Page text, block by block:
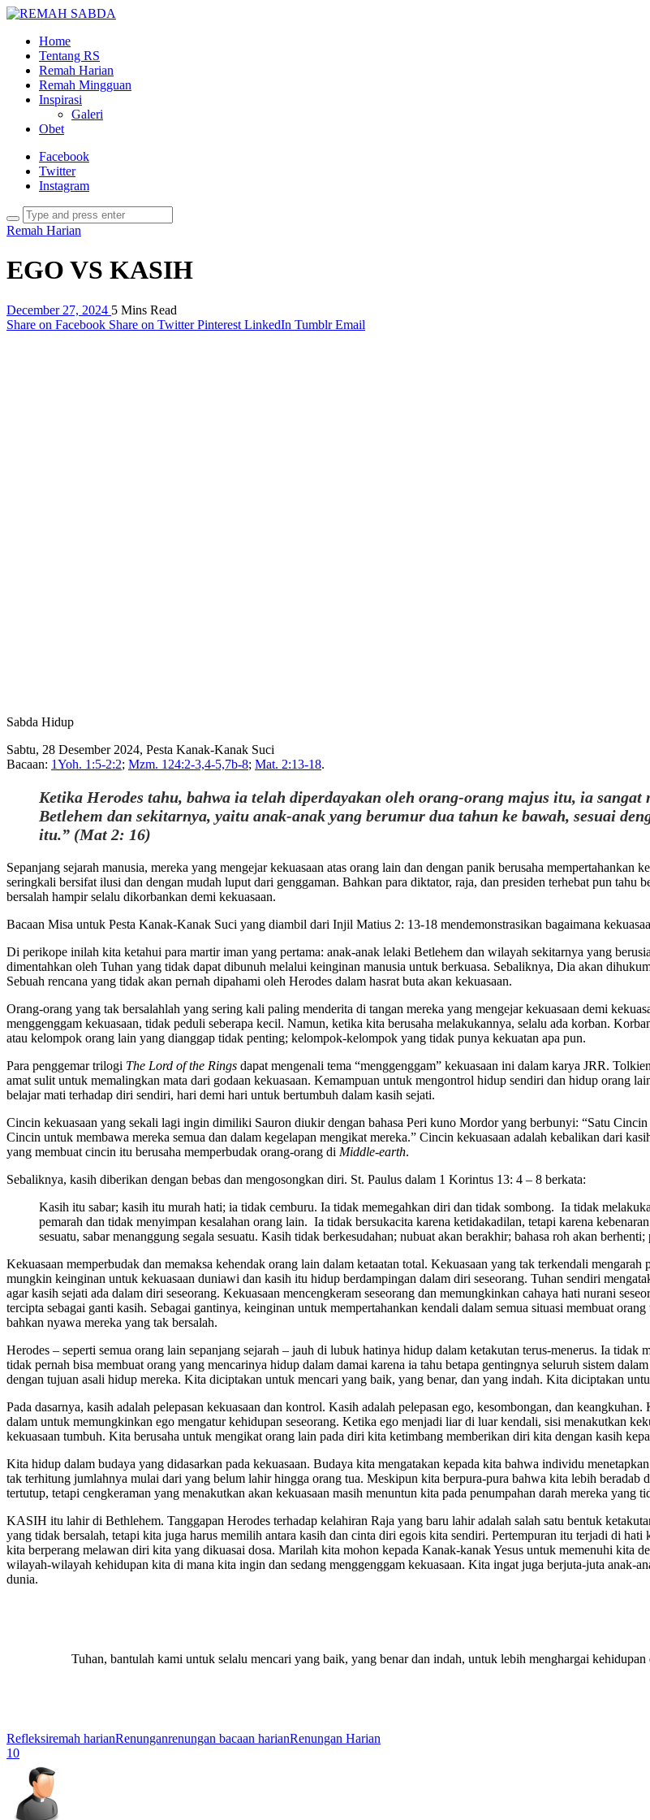
Home
Tentang RS
Remah Harian
Remah Mingguan
Inspirasi
Galeri
Obet
Facebook
Twitter
Instagram
Remah Harian
EGO VS KASIH
December 27, 2024 5 Mins Read
Share on Facebook Share on Twitter Pinterest LinkedIn Tumblr Email
Sabda Hidup
Sabtu, 28 Desember 2024, Pesta Kanak-Kanak Suci
Bacaan: 1Yoh. 1:5-2:2; Mzm. 124:2-3,4-5,7b-8; Mat. 2:13-18.
Ketika Herodes tahu, bahwa ia telah diperdayakan oleh orang-orang majus itu, ia
Betlehem dan sekitarnya, yaitu anak-anak yang berumur dua tahun ke bawah, sesuai
itu.” (Mat 2: 16)
Sepanjang sejarah manusia, mereka yang mengejar kekuasaan atas orang lain dan dengan panik berusaha mempertahankan
seringkali bersifat ilusi dan dengan mudah luput dari genggaman. Bahkan para diktator, raja, dan presiden terhebat pun tahu
bersalah hampir selalu dikorbankan demi kekuasaan.
Bacaan Misa untuk Pesta Kanak-Kanak Suci yang diambil dari Injil Matius 2: 13-18 mendemonstrasikan bagaimana
Di perikope inilah kita ketahui para martir iman yang pertama: anak-anak lelaki Betlehem dan wilayah sekitarnya yang
dimentahkan oleh Tuhan yang tidak dapat dibunuh melalui keinginan manusia untuk berkuasa. Sebaliknya, Dia akan
Sebuah rencana yang tidak akan pernah dipahami oleh Herodes dalam hasrat buta akan kekuasaan.
Orang-orang yang tak bersalahlah yang sering kali paling menderita di tangan mereka yang mengejar kekuasaan demi
menggenggam kekuasaan, tidak peduli seberapa kecil. Namun, ketika kita berusaha melakukannya, selalu ada korban.
atau kelompok orang lain yang dianggap tidak penting; kelompok-kelompok yang tidak punya kekuatan apa pun.
Para penggemar trilogi The Lord of the Rings dapat mengenali tema “menggenggam” kekuasaan ini dalam karya JRR.
amat sulit untuk memalingkan mata dari godaan kekuasaan. Kemampuan untuk mengontrol hidup sendiri dan hidup orang
belajar mati terhadap diri sendiri, hari demi hari untuk bertumbuh dalam kasih sejati.
Cincin kekuasaan yang sekali lagi ingin dimiliki Sauron diukir dengan bahasa Peri kuno Mordor yang berbunyi: “Satu
Cincin untuk membawa mereka semua dan dalam kegelapan mengikat mereka.” Cincin kekuasaan adalah kebalikan dari
yang membuat cincin itu berusaha memperbudak orang-orang di Middle-earth.
Sebaliknya, kasih diberikan dengan bebas dan mengosongkan diri. St. Paulus dalam 1 Korintus 13: 4 – 8 berkata:
Kasih itu sabar; kasih itu murah hati; ia tidak cemburu. Ia tidak memegahkan diri dan tidak sombong. Ia tidak
pemarah dan tidak menyimpan kesalahan orang lain. Ia tidak bersukacita karena ketidakadilan, tetapi karena
sesuatu, sabar menanggung segala sesuatu. Kasih tidak berkesudahan; nubuat akan berakhir; bahasa roh akan
Kekuasaan memperbudak dan memaksa kehendak orang lain dalam ketaatan total. Kekuasaan yang tak terkendali
mungkin keinginan untuk kekuasaan duniawi dan kasih itu hidup berdampingan dalam diri seseorang. Tuhan sendiri
agar kasih sejati ada dalam diri seseorang. Kekuasaan mencengkeram seseorang dan memungkinkan cahaya hati nurani
tercipta sebagai ganti kasih. Sebagai gantinya, keinginan untuk mempertahankan kendali dalam semua situasi membuat
bahkan nyawa mereka yang tak bersalah.
Herodes – seperti semua orang lain sepanjang sejarah – jauh di lubuk hatinya hidup dalam ketakutan terus-menerus. Ia
tidak pernah bisa membuat orang yang mencarinya hidup dalam damai karena ia tahu betapa gentingnya seluruh sistem
dengan tujuan asali hidup mereka. Kita diciptakan untuk mencari yang baik, yang benar, dan yang indah. Kita diciptakan
Pada dasarnya, kasih adalah pelepasan kekuasaan dan kontrol. Kasih adalah pelepasan ego, kesombongan, dan
dalam untuk memungkinkan ego mengatur kehidupan seseorang. Ketika ego menjadi liar di luar kendali, sisi menakutkan
kekuasaan tumbuh. Kita berusaha untuk mengikat orang lain pada diri kita ketimbang memberikan diri kita dengan kasih
Kita hidup dalam budaya yang didasarkan pada kekuasaan. Budaya kita mengatakan kepada kita bahwa individu
tak terhitung jumlahnya mulai dari yang belum lahir hingga orang tua. Meskipun kita berpura-pura bahwa kita lebih
tertutup, tetapi cengkeraman yang menakutkan akan kekuasaan masih menuntun kita pada penumpahan darah mereka yang
KASIH itu lahir di Bethlehem. Tanggapan Herodes terhadap kelahiran Raja yang baru lahir adalah salah satu bentuk
yang tidak bersalah, tetapi kita juga harus memilih antara kasih dan cinta diri egois kita sendiri. Pertempuran itu terjadi di
kita berperang melawan diri kita yang dikuasai dosa. Marilah kita mohon kepada Kanak-kanak Yesus untuk memenuhi kita
wilayah-wilayah kehidupan kita di mana kita ingin dan sedang menggenggam kekuasaan. Kita ingat juga berjuta-juta anak-
dunia.
Tuhan, bantulah kami untuk selalu mencari yang baik, yang benar dan indah, untuk lebih menghargai
Refleksiremah harianRenunganrenungan bacaan harianRenungan Harian
10